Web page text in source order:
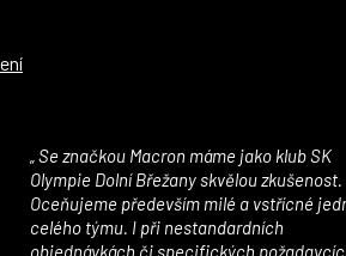
Olympie Dolní Břežany skvělou zkušenost.
Oceňujeme především milé a vstřícné
celého týmu. I při nestandardních
objednávkách či specifických